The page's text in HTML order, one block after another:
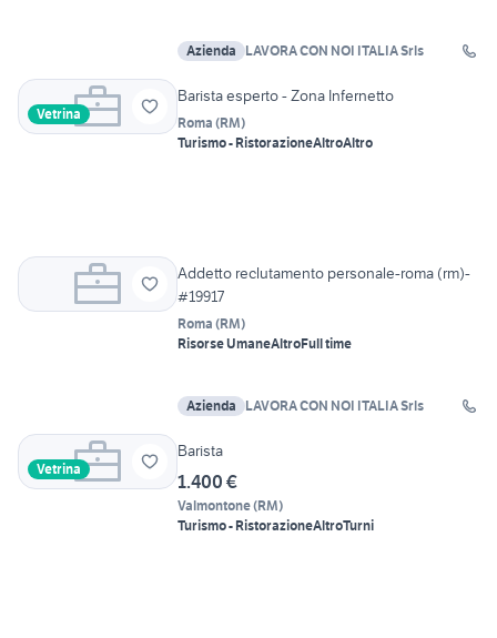
Azienda LAVORA CON NOI ITALIA Srls
Vetrina
Barista esperto - Zona Infernetto
Roma (RM)
Turismo - RistorazioneAltroAltro
Addetto reclutamento personale-roma (rm)-
#19917
Roma (RM)
Risorse UmaneAltroFull time
Azienda LAVORA CON NOI ITALIA Srls
Vetrina
Barista
1.400 €
Valmontone(RM)
Turismo - RistorazioneAltroTurni